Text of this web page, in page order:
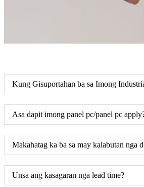
Kung Gisuportahan ba sa Imong
Asa dapit imong panel pc/panel pc
Makahatag ka ba sa may kalabutan nga
Unsa ang kasagaran nga lead time?